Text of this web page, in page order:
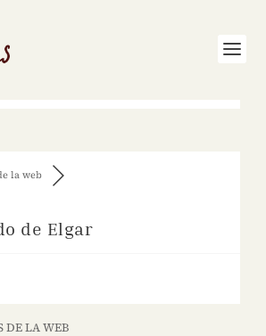
la web
de Elgar
DE LA WEB